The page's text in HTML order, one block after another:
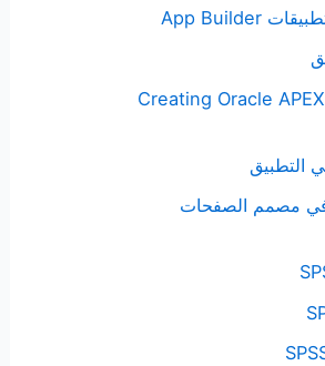
5. إنشاء التطبيقات Creating Oracle APEX